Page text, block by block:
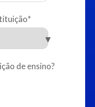
*
de ensino?